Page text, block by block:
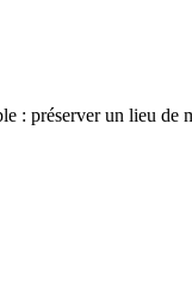
: préserver un lieu de